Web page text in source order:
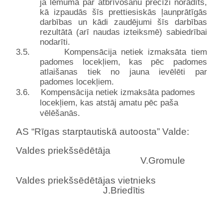
ja lēmumā par atbrīvošanu precīzi norādīts,
kā izpaudās šīs prettiesiskās ļaunprātīgās
darbības un kādi zaudējumi šīs darbības
rezultātā (arī naudas izteiksmē) sabiedrībai
nodarīti.
3.5.
Kompensācija netiek izmaksāta tiem
padomes locekļiem, kas pēc padomes
atlaišanas tiek no jauna ievēlēti par
padomes locekļiem.
3.6.
Kompensācija netiek izmaksāta padomes
locekļiem, kas atstāj amatu pēc paša
vēlēšanās.
AS “Rīgas starptautiskā autoosta” Valde:
Valdes priekšsēdētāja
V.Gromule
Valdes priekšsēdētājas vietnieks
J.Briedītis